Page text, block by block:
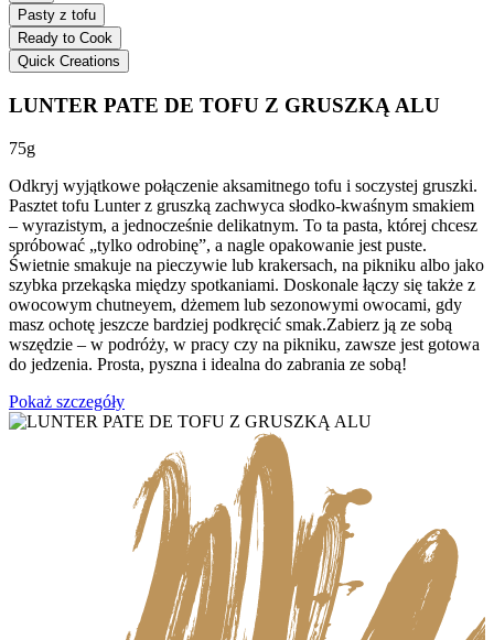
Pasty z tofu
Ready to Cook
Quick Creations
LUNTER PATE DE TOFU Z GRUSZKĄ ALU
75g
Odkryj wyjątkowe połączenie aksamitnego tofu i soczystej gruszki.
Pasztet tofu Lunter z gruszką zachwyca słodko-kwaśnym smakiem
– wyrazistym, a jednocześnie delikatnym. To ta pasta, której chcesz
spróbować „tylko odrobinę”, a nagle opakowanie jest puste.
Świetnie smakuje na pieczywie lub krakersach, na pikniku albo jako
szybka przekąska między spotkaniami. Doskonale łączy się także z
owocowym chutneyem, dżemem lub sezonowymi owocami, gdy
masz ochotę jeszcze bardziej podkręcić smak.Zabierz ją ze sobą
wszędzie – w podróży, w pracy czy na pikniku, zawsze jest gotowa
do jedzenia. Prosta, pyszna i idealna do zabrania ze sobą!
Pokaż szczegóły